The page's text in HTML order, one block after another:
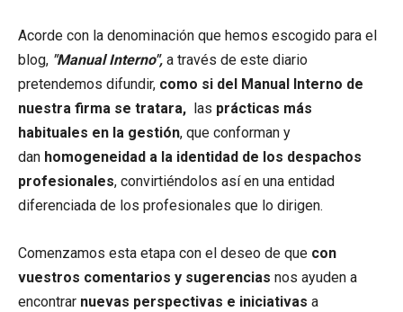
Acorde con la denominación que hemos escogido para el
blog, "Manual Interno", a través de este diario
pretendemos difundir, como si del Manual Interno de
nuestra firma se tratara, las prácticas más
habituales en la gestión, que conforman y
dan homogeneidad a la identidad de los despachos
profesionales, convirtiéndolos así en una entidad
diferenciada de los profesionales que lo dirigen.
Comenzamos esta etapa con el deseo de que con
vuestros comentarios y sugerencias nos ayuden a
encontrar nuevas perspectivas e iniciativas a